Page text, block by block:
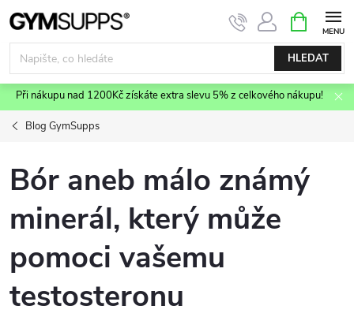
Přejít
na
obsah
HLEDAT
NÁKUPNÍ
KOŠÍK
Při nákupu nad 1200Kč získáte extra slevu 5% z celkového nákupu!
Blog GymSupps
Bór aneb málo známý
minerál, který může
pomoci vašemu
testosteronu